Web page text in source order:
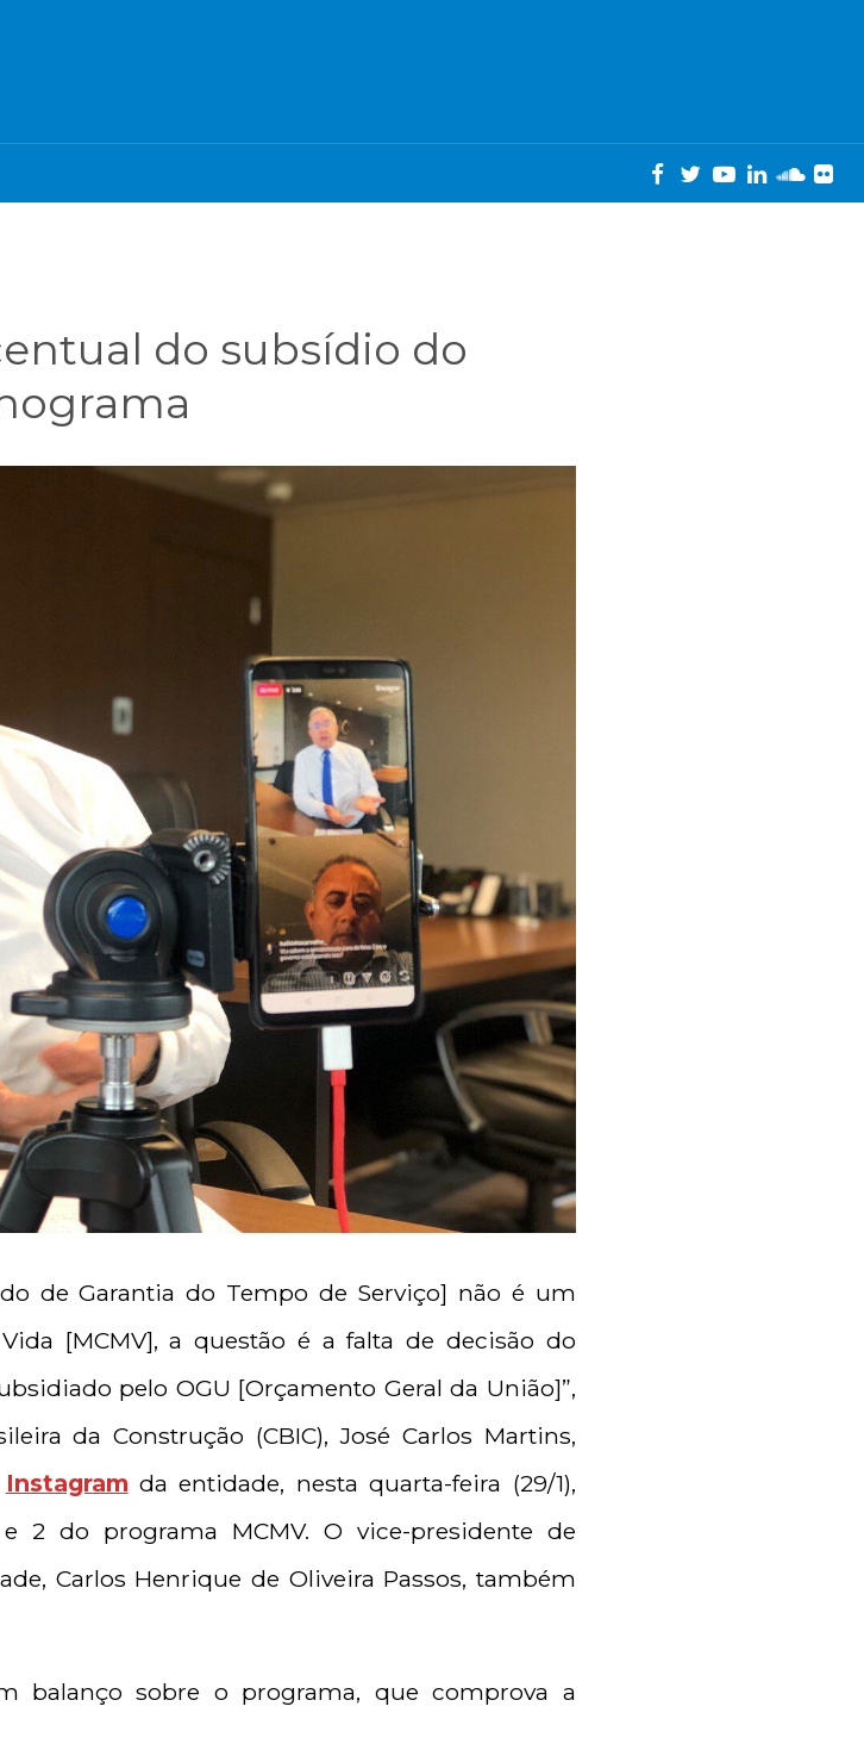
do subsídio do
de Garantia do Tempo de Serviço] não é um
[MCMV], a questão é a falta de decisão do
pelo OGU [Orçamento Geral da União]”,
da Construção (CBIC), José Carlos Martins,
Instagram da entidade, nesta quarta-feira (29/1),
2 do programa MCMV. O vice-presidente de
Carlos Henrique de Oliveira Passos, também
balanço sobre o programa, que comprova a